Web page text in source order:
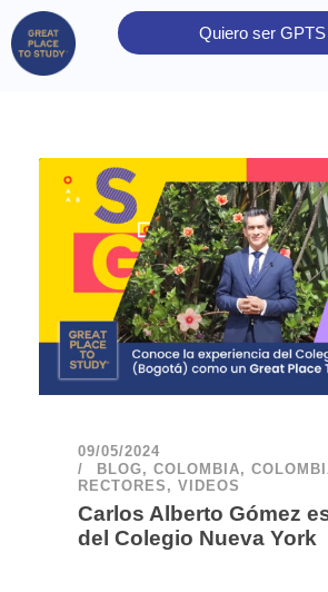
Quiero ser GPTS
09/05/2024
BLOG, COLOMBIA,
RECTORES , VIDEOS
Carlos Alberto Gómez
del Colegio Nueva York